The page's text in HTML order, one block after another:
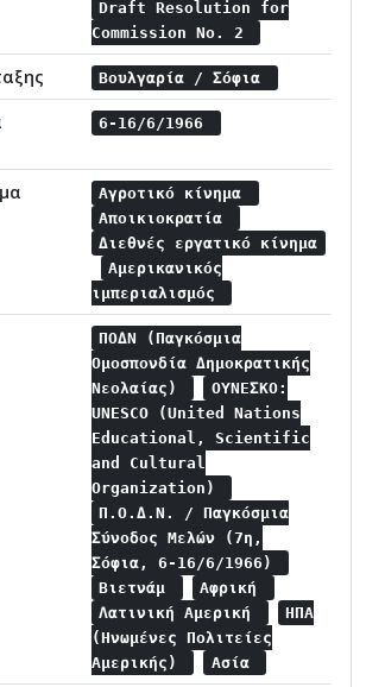
Draft Resolution for
Commission No. 2
Βουλγαρία / Σόφια
6-16/6/1966
Αγροτικό κίνημα
Αποικιοκρατία
Διεθνές εργατικό κίνημα
Αμερικανικός
ιμπεριαλισμός
ΠΟΔΝ (Παγκόσμια
Ομοσπονδία Δημοκρατικής
Νεολαίας)
ΟΥΝΕΣΚΟ:
UNESCO (United Nations
Educational, Scientific
and Cultural
Organization)
Π.Ο.Δ.Ν. / Παγκόσμια
Σύνοδος Μελών (7η,
Σόφια, 6-16/6/1966)
Βιετνάμ
Αφρική
Λατινική Αμερική
ΗΠΑ
(Ηνωμένες Πολιτείες
Αμερικής)
Ασία